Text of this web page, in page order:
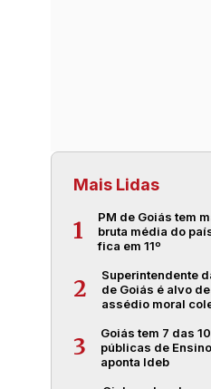
Mais Lidas
1
PM de Goiás tem
bruta média do
fica em 11º
2
Superintendente
de Goiás é alvo
assédio moral
3
Goiás tem 7 das
públicas de
aponta Ideb